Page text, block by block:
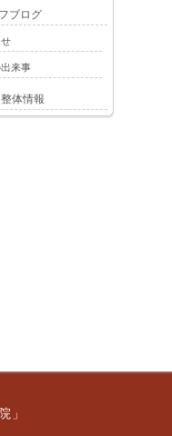
ブログ
来事
体情報
」